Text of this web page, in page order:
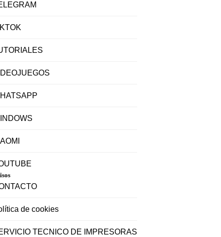
de cookies
TECNICO DE IMPRESORAS